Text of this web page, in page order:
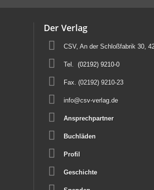
Der Verlag
CSV, An der Schloßfabrik 30,
Tel. (02192) 9210-0
Fax. (02192) 9210-23
info@csv-verlag.de
Ansprechpartner
Buchläden
Profil
Geschichte